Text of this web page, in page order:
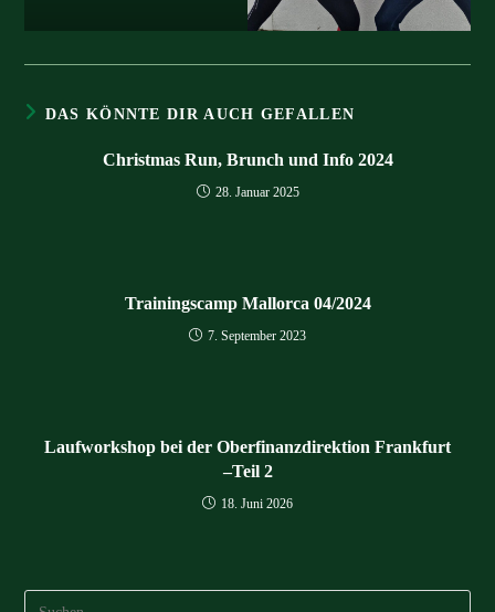
DAS KÖNNTE DIR AUCH GEFALLEN
Christmas Run, Brunch und Info 2024
28. Januar 2025
Trainingscamp Mallorca 04/2024
7. September 2023
Laufworkshop bei der Oberfinanzdirektion Frankfurt
–Teil 2
18. Juni 2026